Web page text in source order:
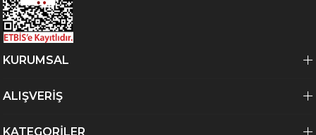
KURUMSAL
ALIŞVERİŞ
KATEGORİLER